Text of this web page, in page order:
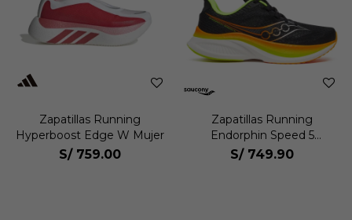
Zapatillas Running
Hyperboost Edge W Mujer
S/ 759.00
Zapatillas Running
Endorphin Speed 5
Hombre
S/ 749.90